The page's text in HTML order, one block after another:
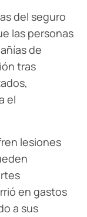
del seguro
las personas
de
tras
el
lesiones
en gastos
a sus